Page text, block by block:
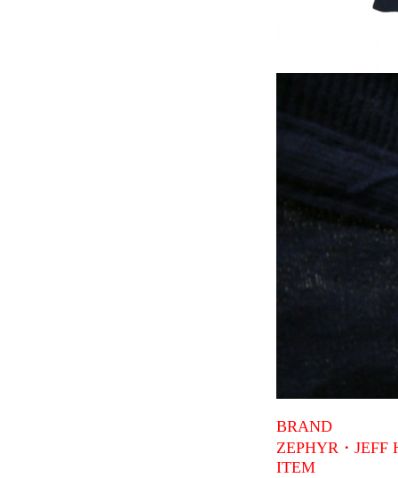
BRAND
ZEPHYR・JEFF
ITEM